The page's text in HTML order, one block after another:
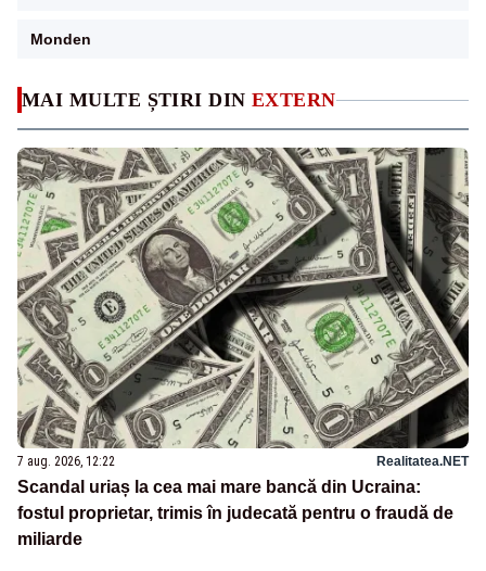
MAI MULTE ȘTIRI DIN EXTERN
7 aug. 2026, 12:22 Realitatea.NET
Scandal uriaș la cea mai mare bancă din Ucraina:
fostul proprietar, trimis în judecată pentru o fraudă de
miliarde
Monden